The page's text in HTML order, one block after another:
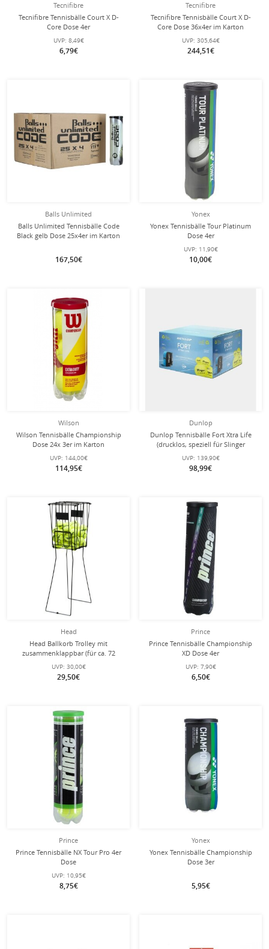
Tecnifibre
Tecnifibre Tennisbälle Court X D-
Core Dose 4er
UVP: 8,49€
6,79€
Tecnifibre
Tecnifibre Tennisbälle Court X D-
Core Dose 36x4er im Karton
UVP: 305,64€
244,51€
Balls Unlimited
Balls Unlimited Tennisbälle Code
Black gelb Dose 25x4er im Karton
167,50€
Yonex
Yonex Tennisbälle Tour Platinum
Dose 4er
UVP: 11,90€
10,00€
Wilson
Wilson Tennisbälle Championship
Dose 24x 3er im Karton
UVP: 144,00€
114,95€
Dunlop
Dunlop Tennisbälle Fort Xtra Life
(drucklos, speziell für Slinger
Ballmaschine) - 72 Stück
UVP: 139,90€
98,99€
Head
Head Ballkorb Trolley mit
zusammenklappbar (für ca. 72
Tennisbälle) schwarz
UVP: 30,00€
29,50€
Prince
Prince Tennisbälle Championship
XD Dose 4er
UVP: 7,90€
6,50€
Prince
Prince Tennisbälle NX Tour Pro 4er
Dose
UVP: 10,95€
8,75€
Yonex
Yonex Tennisbälle Championship
Dose 3er
5,95€